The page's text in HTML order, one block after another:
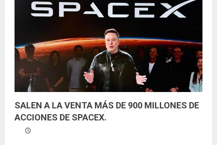
d
o
SALEN A LA VENTA MÁS DE 900 MILLONES DE
ACCIONES DE SPACEX.